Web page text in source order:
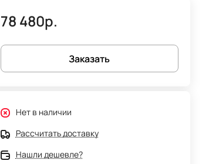
78 480р.
Заказать
Нет в наличии
Рассчитать доставку
Нашли дешевле?